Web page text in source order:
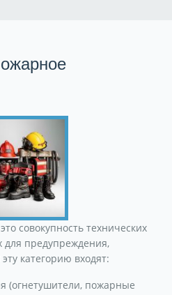
совокупность технических
для предупреждения,
категорию входят:
(огнетушители, пожарные